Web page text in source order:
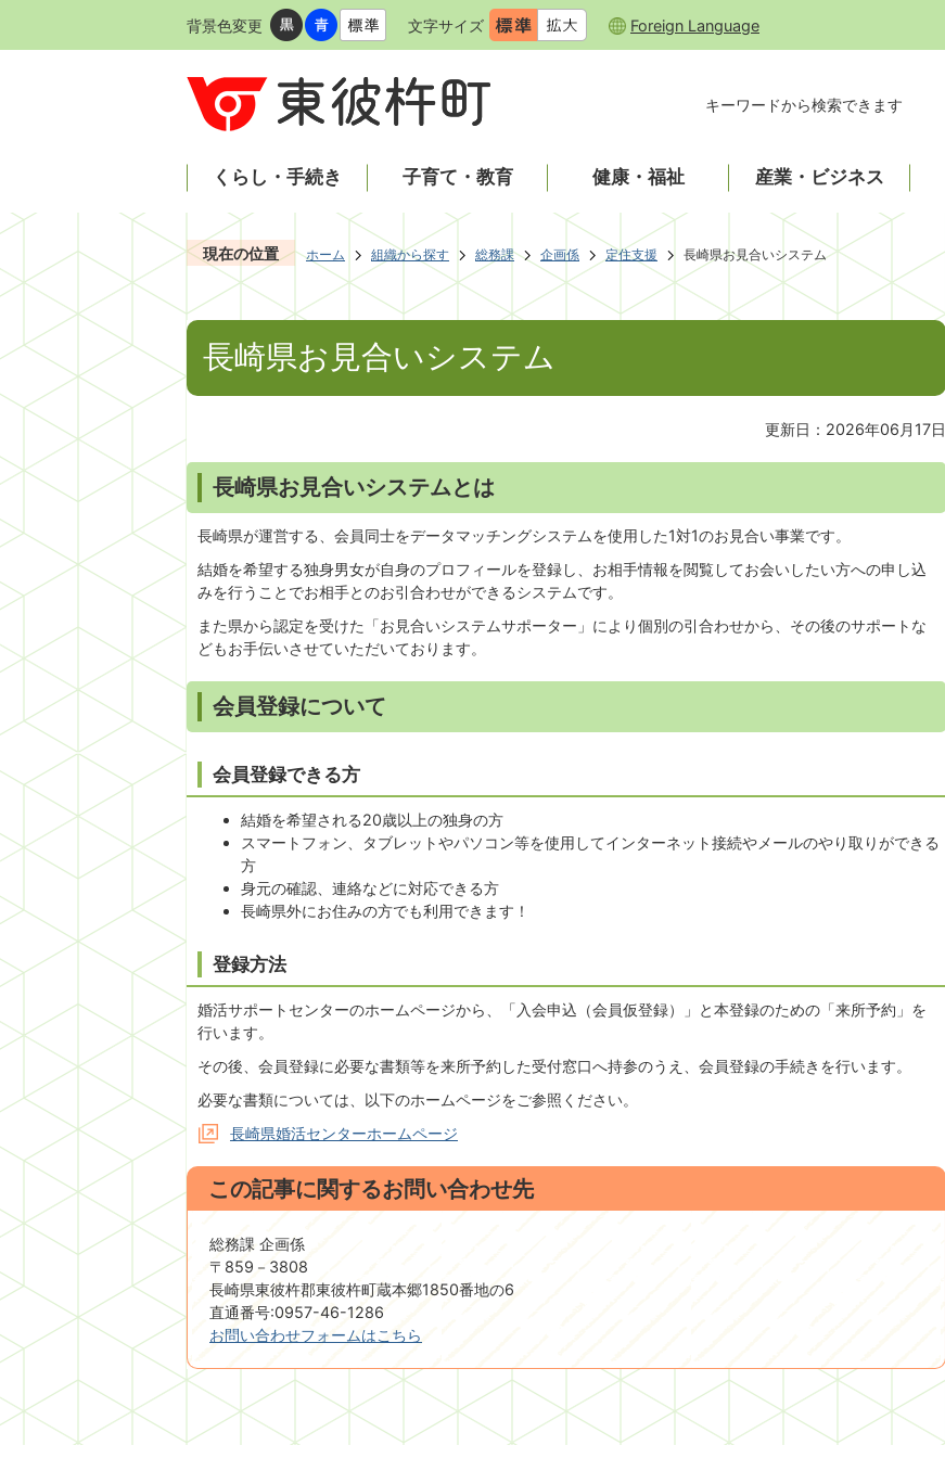
背景色変更 文字サイズ Foreign Language
キーワードから検索できます
くらし・手続き 子育て・教育 健康・福祉 産業・ビジネス
現在の位置 ホーム 組織から探す 総務課 企画係 定住支援 長崎県お見合いシステム
長崎県お見合いシステム
更新日：2026年06月17日
長崎県お見合いシステムとは
長崎県が運営する、会員同士をデータマッチングシステムを使用した1対1のお見合い事業です。
結婚を希望する独身男女が自身のプロフィールを登録し、お相手情報を閲覧してお会いしたい方への申し込
みを行うことでお相手とのお引合わせができるシステムです。
また県から認定を受けた「お見合いシステムサポーター」により個別の引合わせから、その後のサポートな
どもお手伝いさせていただいております。
会員登録について
会員登録できる方
結婚を希望される20歳以上の独身の方
スマートフォン、タブレットやパソコン等を使用してインターネット接続やメールのやり取りができる
方
身元の確認、連絡などに対応できる方
長崎県外にお住みの方でも利用できます！
登録方法
婚活サポートセンターのホームページから、「入会申込（会員仮登録）」と本登録のための「来所予約」を
行います。
その後、会員登録に必要な書類等を来所予約した受付窓口へ持参のうえ、会員登録の手続きを行います。
必要な書類については、以下のホームページをご参照ください。
長崎県婚活センターホームページ
この記事に関するお問い合わせ先
総務課 企画係
〒859－3808
長崎県東彼杵郡東彼杵町蔵本郷1850番地の6
直通番号:0957-46-1286
お問い合わせフォームはこちら